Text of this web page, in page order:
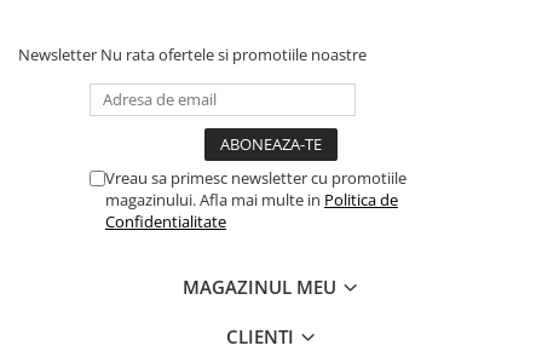
Caiete si Carnetele scolare
Ghiozdane si Penare scolare
Instrumente de scris
Instrumente si Truse Geometrie
Newsletter Nu rata ofertele si promotiile noastre
Vreau sa primesc newsletter cu promotiile
magazinului. Afla mai multe in Politica de
Confidentialitate
MAGAZINUL MEU
CLIENTI